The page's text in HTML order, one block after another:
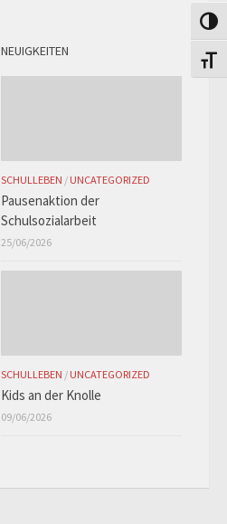
NEUIGKEITEN
SCHULLEBEN / UNCATEGORIZED
Pausenaktion der
Schulsozialarbeit
25/06/2026
SCHULLEBEN / UNCATEGORIZED
Kids an der Knolle
09/06/2026